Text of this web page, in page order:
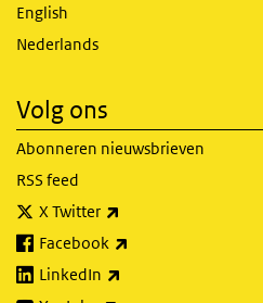
English
Nederlands
Volg ons
Abonneren nieuwsbrieven
RSS feed
X Twitter
Facebook
LinkedIn